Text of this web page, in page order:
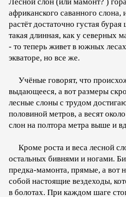
африканского саванного слона,
растёт достаточно густая
такая длинная, как у северных
- то теперь живет в южных
экваторе, но все же.
Учёные говорят, что
выдающееся, а вот размеры
лесные слоны с трудом
половиной метров, а весят
слон на полтора метра выше и
Кроме роста и веса лесной
остальных бивнями и ногами.
предка-мамонта, прямые, а вот
собой настоящие вездеходы,
в болотах. При каждом шаге